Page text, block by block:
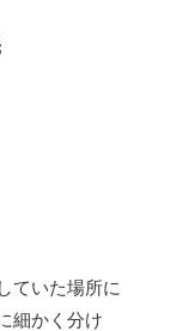
ていた場所に
細かく分け